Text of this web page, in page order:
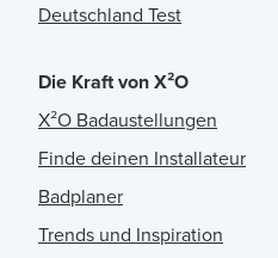
Deutschland Test
Die Kraft von X²O
X²O Badaustellungen
Finde deinen Installateur
Badplaner
Trends und Inspiration